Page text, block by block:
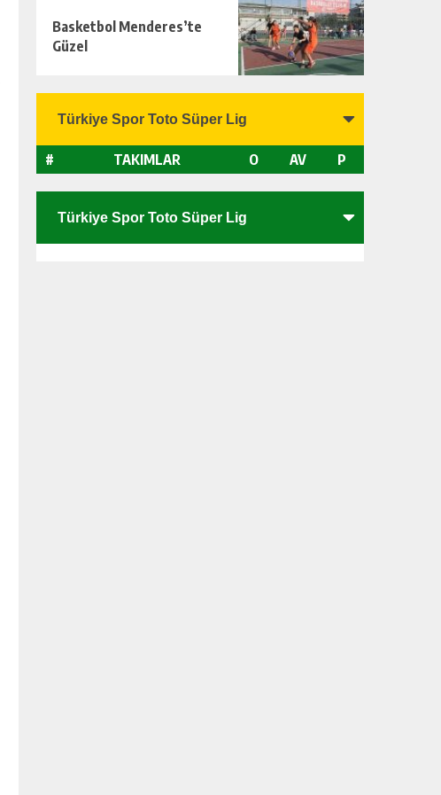
Basketbol Menderes’te
Güzel
# TAKIMLAR O AV P